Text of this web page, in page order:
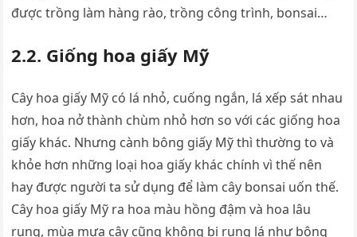
được trồng làm hàng rào, trồng công trình, bonsai…
2.2. Giống hoa giấy Mỹ
Cây hoa giấy Mỹ có lá nhỏ, cuống ngắn, lá xếp sát nhau
hơn, hoa nở thành chùm nhỏ hơn so với các giống hoa
giấy khác. Nhưng cành bông giấy Mỹ thì thường to và
khỏe hơn những loại hoa giấy khác chính vì thế nên
hay được người ta sử dụng để làm cây bonsai uốn thế.
Cây hoa giấy Mỹ ra hoa màu hồng đậm và hoa lâu
rụng, mùa mưa cây cũng không bị rụng lá như bông